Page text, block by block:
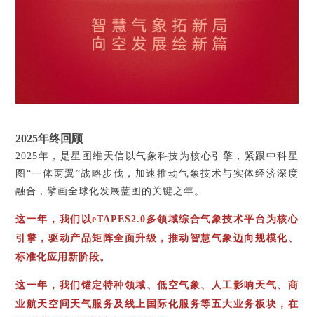
2025年终回顾
2025年，是星图维天信以气象科技为核心引擎，紧跟中科星
图“一体两翼”战略步伐，加速推动气象技术与实体经济深度
融合，擘画全球化发展蓝图的关键之年。
这一年，我们以eTAPES2.0多领域综合气象技术平台为核心
引擎，驱动产品矩阵全面升级，推动智慧气象迈向规模化、
标准化应用新阶段。
这一年， 我们锚定特种领域、低空气象、人工影响天气、商
业航天空间天气服务及线上国际化服务等五大业务板块，在